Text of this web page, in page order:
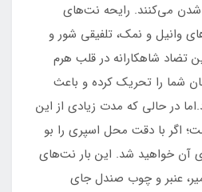
شدن می‌کنند. رایحه نت‌های
وانیل و نمک، تلفیقی شور و
تضاد شاهکارانه در قلب هرم
شما را تحریک کرده و باعث
در حالی که مدت زیادی از این
اگر با دقت محل اسپری را بو
آن خواهید شد. این بار نت‌های
عنبر و چوب صندل جای